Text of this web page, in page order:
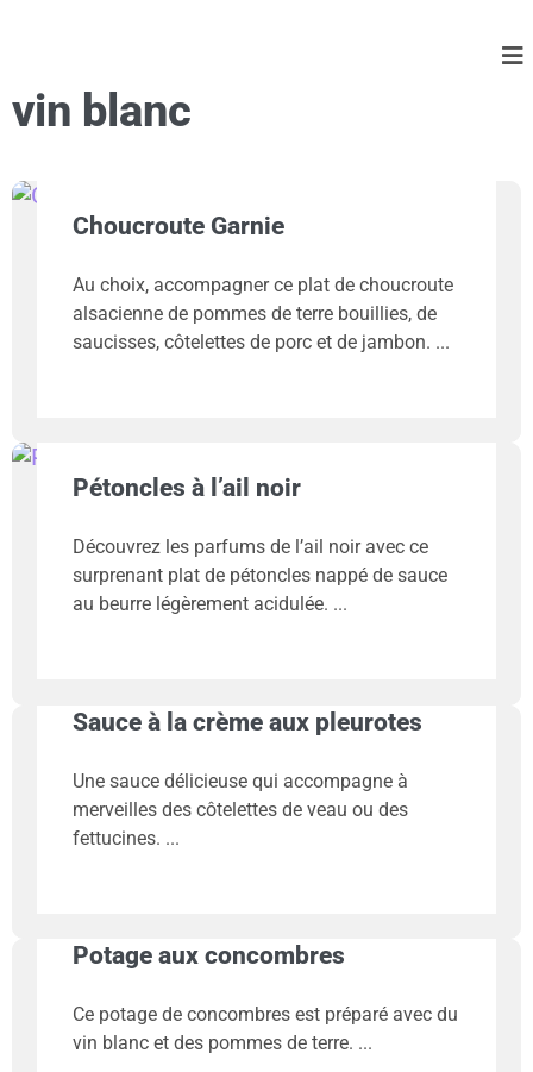
vin blanc
Choucroute Garnie
Au choix, accompagner ce plat de choucroute
alsacienne de pommes de terre bouillies, de
saucisses, côtelettes de porc et de jambon.
Pétoncles à l’ail noir
Découvrez les parfums de l’ail noir avec ce
surprenant plat de pétoncles nappé de sauce
au beurre légèrement acidulée.
Sauce à la crème aux pleurotes
Une sauce délicieuse qui accompagne à
merveilles des côtelettes de veau ou des
fettucines.
Potage aux concombres
Ce potage de concombres est préparé avec du
vin blanc et des pommes de terre.